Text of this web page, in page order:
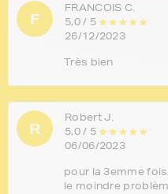
F
FRANCOIS C.
5,0 / 5
26/12/2023
Très bien
R
Robert J.
5,0 / 5
06/06/2023
pour la 3emme
le moindre